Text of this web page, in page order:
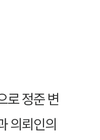
로 정준 변
의뢰인의